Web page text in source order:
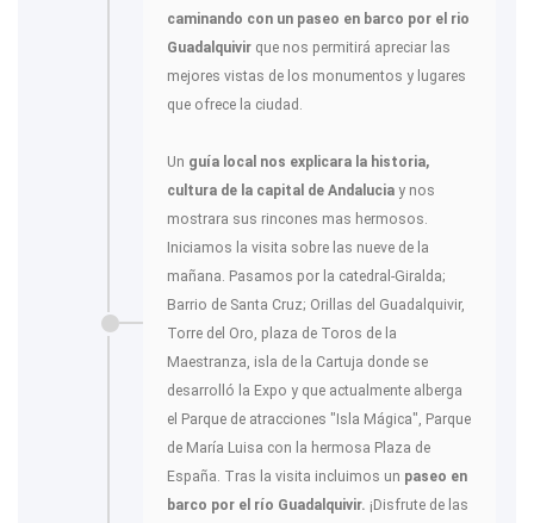
caminando con un paseo en barco por el rio
Guadalquivir que nos permitirá apreciar las
mejores vistas de los monumentos y lugares
que ofrece la ciudad.
Un guía local nos explicara la historia,
cultura de la capital de Andalucia y nos
mostrara sus rincones mas hermosos.
Iniciamos la visita sobre las nueve de la
mañana. Pasamos por la catedral-Giralda;
Barrio de Santa Cruz; Orillas del Guadalquivir,
Torre del Oro, plaza de Toros de la
Maestranza, isla de la Cartuja donde se
desarrolló la Expo y que actualmente alberga
el Parque de atracciones "Isla Mágica", Parque
de María Luisa con la hermosa Plaza de
España. Tras la visita incluimos un paseo en
barco por el río Guadalquivir. ¡Disfrute de las